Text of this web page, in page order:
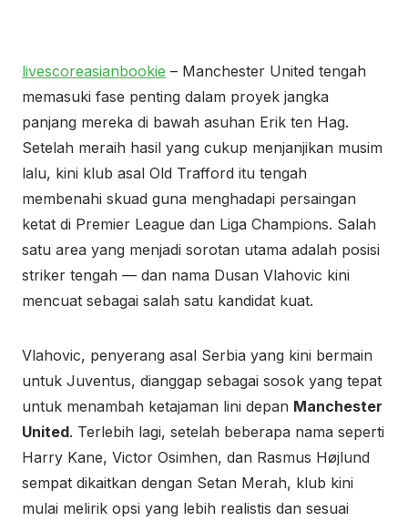
livescoreasianbookie – Manchester United tengah
memasuki fase penting dalam proyek jangka
panjang mereka di bawah asuhan Erik ten Hag.
Setelah meraih hasil yang cukup menjanjikan musim
lalu, kini klub asal Old Trafford itu tengah
membenahi skuad guna menghadapi persaingan
ketat di Premier League dan Liga Champions. Salah
satu area yang menjadi sorotan utama adalah posisi
striker tengah — dan nama Dusan Vlahovic kini
mencuat sebagai salah satu kandidat kuat.
Vlahovic, penyerang asal Serbia yang kini bermain
untuk Juventus, dianggap sebagai sosok yang tepat
untuk menambah ketajaman lini depan Manchester
United. Terlebih lagi, setelah beberapa nama seperti
Harry Kane, Victor Osimhen, dan Rasmus Højlund
sempat dikaitkan dengan Setan Merah, klub kini
mulai melirik opsi yang lebih realistis dan sesuai